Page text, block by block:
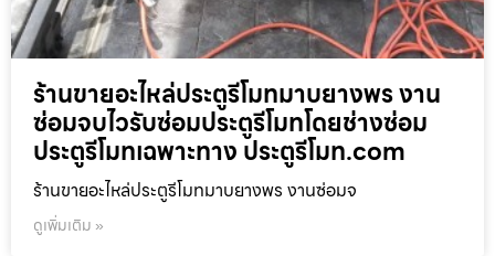
ร้านขายอะไหล่ประตูรีโมทมาบยางพร งาน
ซ่อมจบไวรับซ่อมประตูรีโมทโดยช่างซ่อม
ประตูรีโมทเฉพาะทาง ประตูรีโมท.com
ร้านขายอะไหล่ประตูรีโมทมาบยางพร งานซ่อมจ
ดูเพิ่มเติม »